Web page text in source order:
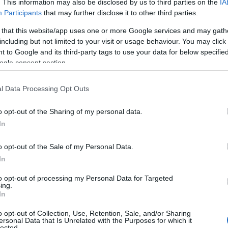
This information may also be disclosed by us to third parties on the
Participants that may further disclose it to other third parties.
that this website/app uses one or more Google services and may
but not limited to your visit or usage behaviour. You may
to Google and its third-party tags to use your data for below
consent section.
Data Processing Opt Outs
opt-out of the Sharing of my personal data.
opt-out of the Sale of my Personal Data.
opt-out of processing my Personal Data for Targeted
opt-out of Collection, Use, Retention, Sale, and/or Sharing
Data that Is Unrelated with the Purposes for which it
της ΕΜΥ στην ανατολική
Εύβοια θα σημειωθούν λίγες
και γρήγορη βελτίωση.